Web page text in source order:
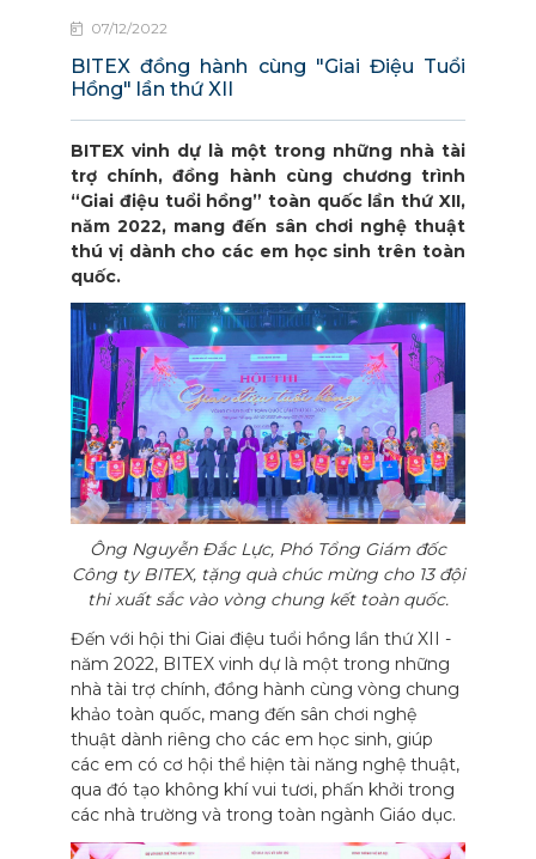
07/12/2022
BITEX đồng hành cùng "Giai Điệu Tuổi
Hồng" lần thứ XII
BITEX vinh dự là một trong những nhà tài
trợ chính, đồng hành cùng chương trình
“Giai điệu tuổi hồng” toàn quốc lần thứ XII,
năm 2022, mang đến sân chơi nghệ thuật
thú vị dành cho các em học sinh trên toàn
quốc.
Ông Nguyễn Đắc Lực, Phó Tổng Giám đốc
Công ty BITEX, tặng quà chúc mừng cho 13 đội
thi xuất sắc vào vòng chung kết toàn quốc.
Đến với hội thi Giai điệu tuổi hồng lần thứ XII -
năm 2022, BITEX vinh dự là một trong những
nhà tài trợ chính, đồng hành cùng vòng chung
khảo toàn quốc, mang đến sân chơi nghệ
thuật dành riêng cho các em học sinh, giúp
các em có cơ hội thể hiện tài năng nghệ thuật,
qua đó tạo không khí vui tươi, phấn khởi trong
các nhà trường và trong toàn ngành Giáo dục.